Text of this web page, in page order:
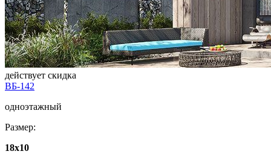
действует скидка
ВБ-142
одноэтажный
Размер:
18х10